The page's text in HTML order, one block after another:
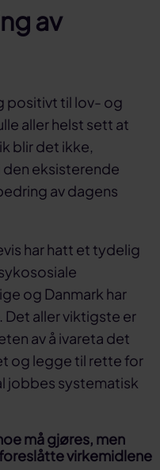
av
positivt til lov- og
aller helst sett at
blir det ikke,
eksisterende
av dagens
har hatt et tydelig
og Danmark har
aller viktigste er
av å ivareta det
og legge til rette for
jobbes systematisk
må gjøres, men
virkemidlene